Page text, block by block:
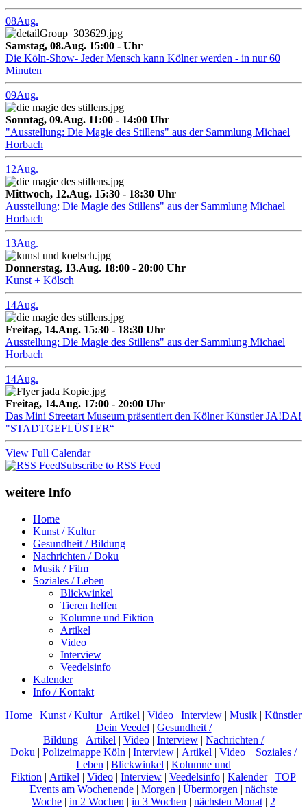
08Aug.
Samstag, 08.Aug. 15:00 - Uhr
Die Köln-Show- Jeder Mensch kann Kölner werden - in nur 60
Minuten
09Aug.
Sonntag, 09.Aug. 11:00 - 14:00 Uhr
"Ausstellung: Die Magie des Stillens" aus der Sammlung Michael
Horbach
12Aug.
Mittwoch, 12.Aug. 15:30 - 18:30 Uhr
Ausstellung: Die Magie des Stillens" aus der Sammlung Michael
Horbach
13Aug.
Donnerstag, 13.Aug. 18:00 - 20:00 Uhr
Kunst + Kölsch
14Aug.
Freitag, 14.Aug. 15:30 - 18:30 Uhr
Ausstellung: Die Magie des Stillens" aus der Sammlung Michael
Horbach
14Aug.
Freitag, 14.Aug. 17:00 - 20:00 Uhr
Das Mini Streetart Museum präsentiert den Kölner Künstler JA!DA!
"STADTGEFLÜSTER“
View Full Calendar
Subscribe to RSS Feed
weitere Info
Home
Kunst / Kultur
Gesundheit / Bildung
Nachrichten / Doku
Musik / Film
Soziales / Leben
Blickwinkel
Tieren helfen
Kolumne und Fiktion
Artikel
Video
Interview
Veedelsinfo
Kalender
Info / Kontakt
Home | Kunst / Kultur| Artikel | Video | Interview | Musik | Künstler
Dein Veedel | Gesundheit /
Bildung | Artikel | Video | Interview | Nachrichten /
Doku | Polizeimappe Köln | Interview | Artikel | Video | Soziales /
Leben | Blickwinkel | Kolumne und
Fiktion | Artikel | Video | Interview | Veedelsinfo | Kalender| TOP
Events am Wochenende | Morgen | Übermorgen | nächste
Woche | in 2 Wochen | in 3 Wochen | nächsten Monat | 2